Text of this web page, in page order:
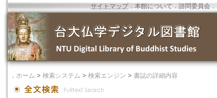
サイトマップ．本館について ． 諮問委員会 ．
． ホーム > 検索システム > 検索エンジン > 書誌の詳細内容